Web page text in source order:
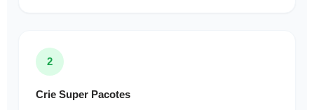
2
Crie Super Pacotes